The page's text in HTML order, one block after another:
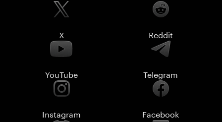
X Reddit
YouTube Telegram
Instagram Facebook